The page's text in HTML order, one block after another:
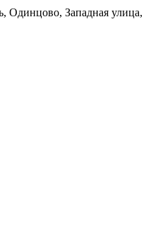
Одинцово, Западная улица,